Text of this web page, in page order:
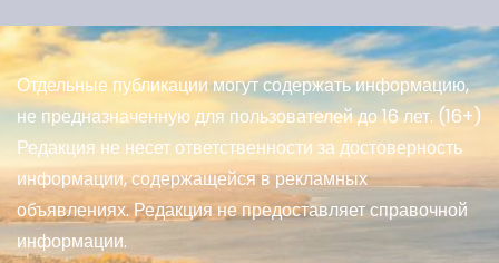
Отдельные публикации могут содержать информацию,
не предназначенную для пользователей до 16 лет. (16+)
Редакция не несет ответственности за достоверность
информации, содержащейся в рекламных
объявлениях. Редакция не предоставляет справочной
информации.